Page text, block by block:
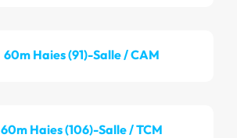
60m Haies (91)-Salle / CAM
60m Haies (106)-Salle / TCM